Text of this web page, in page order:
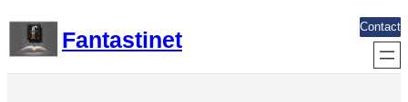
contenu
Fantastinet
Contact